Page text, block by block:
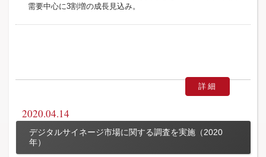
需要中心に3割増の成長見込み。
詳細
2020.04.14
デジタルサイネージ市場に関する調査を実施（2020
年）